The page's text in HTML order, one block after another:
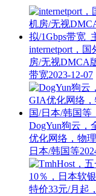
internetport，
房/无视DMCA
带宽2023-12-07
DogYun狗云，
优化网络，物
日本/韩国等